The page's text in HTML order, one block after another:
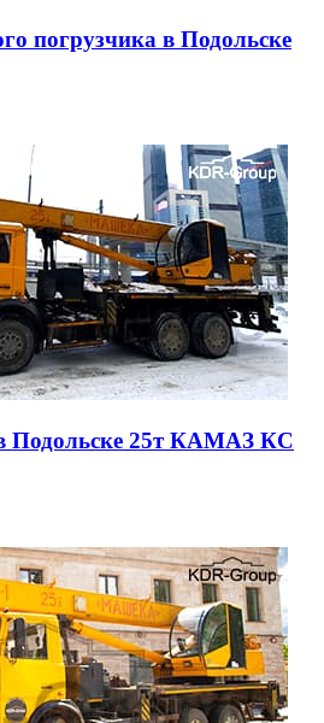
погрузчика в Подольске
Подольске 25т КАМАЗ КС